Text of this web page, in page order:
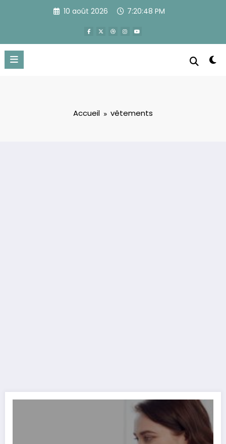
10 août 2026 7:20:48 PM
Accueil vêtements